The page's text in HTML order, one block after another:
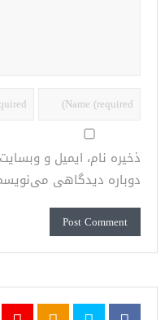
ذخیره نام، ایمیل و
دوباره دیدگاهی